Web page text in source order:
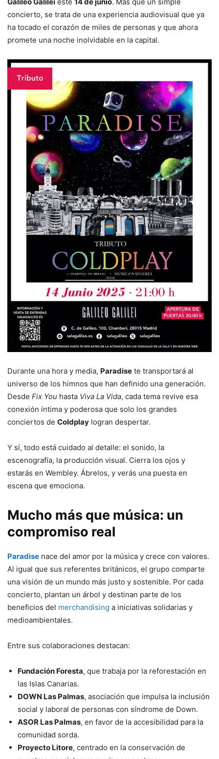
concierto, se trata de una experiencia audiovisual que ya
ha tocado el corazón de miles de personas y que ahora
promete una noche inolvidable en la capital.
Durante una hora y media, Paradise te transportará al
universo de los himnos que han definido una generación.
Desde Fix You hasta Viva La Vida, cada tema revive esa
conexión íntima y poderosa que solo los grandes
conciertos de Coldplay logran despertar.
Y sí, todo está cuidado al detalle: el sonido, la
escenografía, la producción visual. Cierra los ojos y
estarás en Wembley. Ábrelos, y verás una puesta en
escena que emociona.
Mucho más que música: un
compromiso real
Paradise nace del amor por la música y crece con valores.
Al igual que sus referentes británicos, el grupo comparte
una visión de un mundo más justo y sostenible. Por cada
concierto, plantan un árbol y destinan parte de los
beneficios del merchandising a iniciativas solidarias y
medioambientales.
Entre sus colaboraciones destacan:
Fundación Foresta, que trabaja por la reforestación en
las Islas Canarias.
DOWN Las Palmas, asociación que impulsa la inclusión
social y laboral de personas con síndrome de Down.
ASOR Las Palmas, en favor de la accesibilidad para la
comunidad sorda.
Proyecto Litore, centrado en la conservación de